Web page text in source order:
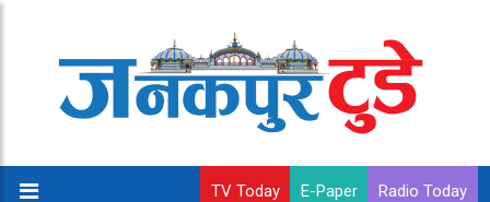
TV Today E-Paper Radio Today